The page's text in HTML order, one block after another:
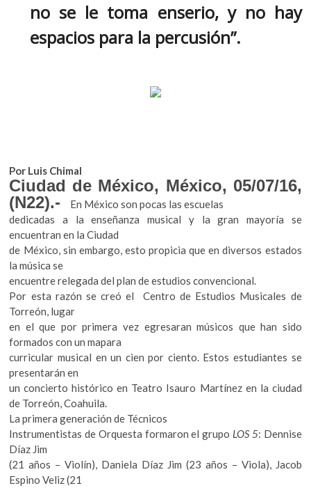
no se le toma enserio, y no hay
espacios para la percusión”.
Por Luis Chimal
Ciudad de México, México, 05/07/16,
(N22).-
En México son pocas las escuelas
dedicadas a la enseñanza musical y la gran mayoría se
encuentran en la Ciudad
de México, sin embargo, esto propicia que en diversos estados
la música se
encuentre relegada del plan de estudios convencional.
Por esta razón se creó el Centro de Estudios Musicales de
Torreón, lugar
en el que por primera vez egresaran músicos que han sido
formados con un mapara
curricular musical en un cien por ciento. Estos estudiantes se
presentarán en
un concierto histórico en Teatro Isauro Martínez en la ciudad
de Torreón, Coahuila.
La primera generación de Técnicos
Instrumentistas de Orquesta formaron el grupo LOS 5: Dennise
Díaz Jim
(21 años – Violín), Daniela Díaz Jim (23 años – Viola), Jacob
Espino Veliz (21